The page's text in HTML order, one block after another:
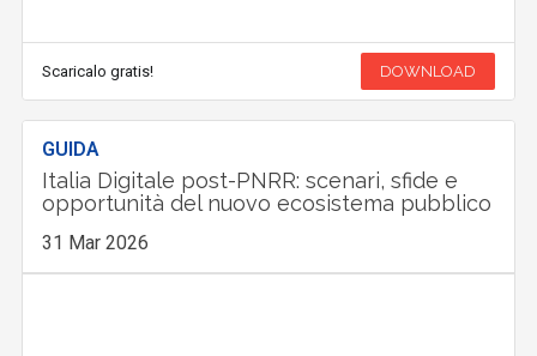
Scaricalo gratis! DOWNLOAD
GUIDA
Italia Digitale post-PNRR: scenari, sfide e
opportunità del nuovo ecosistema pubblico
31 Mar 2026